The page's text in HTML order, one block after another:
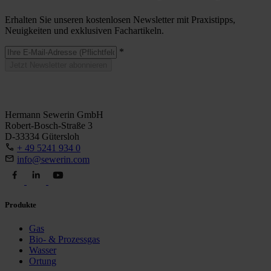
Erhalten Sie unseren kostenlosen Newsletter mit Praxistipps,
Neuigkeiten und exklusiven Fachartikeln.
*
Hermann Sewerin GmbH
Robert-Bosch-Straße 3
D-33334 Gütersloh
+ 49 5241 934 0
info@sewerin.com
Produkte
Gas
Bio- & Prozessgas
Wasser
Ortung